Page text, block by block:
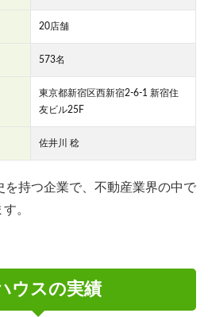
20店舗
573名
東京都新宿区西新宿2-6-1 新宿住
友ビル25F
佐井川 稔
を持つ企業で、不動産業界の中で
。
ウスの実績